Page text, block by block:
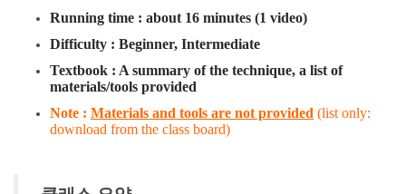
Running time : about 16 minutes (1 video)
Difficulty : Beginner, Intermediate
Textbook : A summary of the technique, a list of
materials/tools provided
Note : Materials and tools are not provided (list only:
download from the class board)